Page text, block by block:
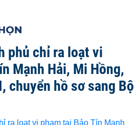
phủ chỉ ra loạt vi
Mạnh Hải, Mi Hồng,
chuyển hồ sơ sang Bộ